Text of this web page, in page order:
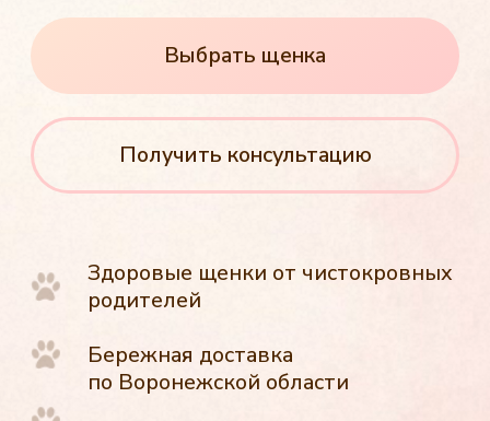
по Воронежской области
Пожизненная консультация
по любым вопросам